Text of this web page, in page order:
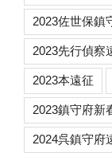
2023佐世保鎮
2023先行偵察
2023本遠征
2023鎮守府新
2024呉鎮守府